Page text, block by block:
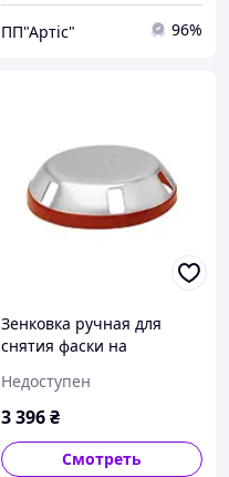
ПП"Артіс" 96%
Зенковка ручная для
снятия фаски на
RIDGID 74
Недоступен
3 396₴
Смотреть